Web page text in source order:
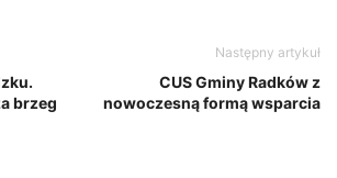
brzeg
Następny artykuł
CUS Gminy Radków z
nowoczesną formą wsparcia